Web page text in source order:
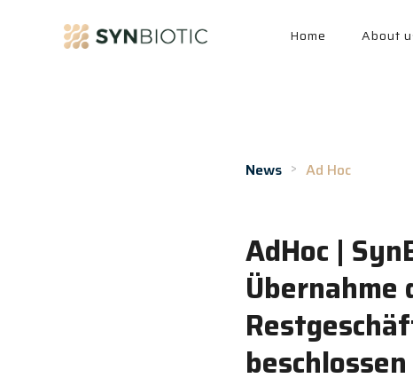
Home About
News > Ad Hoc
AdHoc |
Übernahme
beschlossen